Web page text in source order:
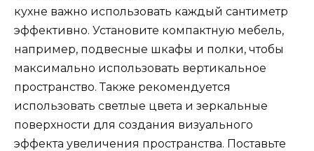
кухне важно использовать каждый сантиметр
эффективно. Установите компактную мебель,
например, подвесные шкафы и полки, чтобы
максимально использовать вертикальное
пространство. Также рекомендуется
использовать светлые цвета и зеркальные
поверхности для создания визуального
эффекта увеличения пространства. Поставьте